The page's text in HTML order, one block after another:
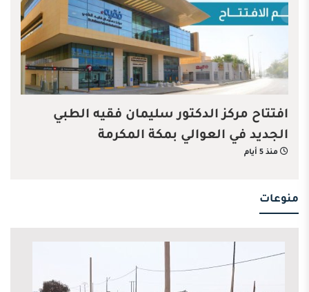
افتتاح مركز الدكتور سليمان فقيه الطبي
الجديد في العوالي بمكة المكرمة
منذ 5 أيام
منوعات